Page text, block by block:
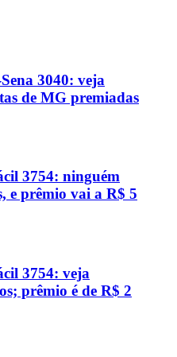
3040: veja
de MG premiadas
3754: ninguém
e prêmio vai a R$ 5
3754: veja
prêmio é de R$ 2